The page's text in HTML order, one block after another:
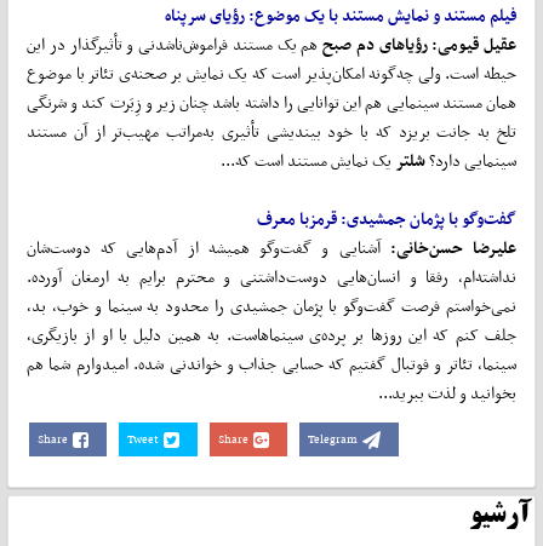
فیلم مستند و نمایش مستند با یک موضوع:رؤیایسرپناه
عقیل قیومی:رؤیاهای دم صبحهم یک مستند فراموش‌ناشدنی و تأثیرگذار در این
حیطه است. ولی چه‌گونه امکان‌پذیر است که یک نمایش بر صحنه‌ی تئاتر با موضوع
همان مستند سینمایی هم این توانایی را داشته باشد چنان زیر و زِبَرت کند و شرنگی
تلخ به جانت بریزد که با خود بیندیشی تأثیری به‌مراتب مهیب‌تر از آن مستند
سینمایی دارد؟شلتریک نمایش مستند است که...
گفتوگوباپژمانجمشیدی:قرمزبا معرف
علیرضا حسنخانی: آشنایی و گفت‌و‌گو همیشه از آدم‌هایی که دوست‌شان
نداشته‌ام، رفقا و انسان‌هایی دوست‌داشتنی و محترم برایم به ارمغان آورده.
نمی‌خواستم فرصت گفت‌و‌گو با پژمان جمشیدی را محدود به سینما و خوب، بد،
جلف کنم که این روزها بر پرده‌ی سینماهاست. به همین دلیل با او از بازیگری،
سینما، تئاتر و فوتبال گفتیم که حسابی جذاب و خواندنی شده. امیدوارم شما هم
بخوانید و لذت ببرید...
Share Tweet Share Telegram
آرشیو